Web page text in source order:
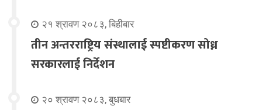
२१ श्रावण २०८३, बिहीबार
तीन अन्तरराष्ट्रिय संस्थालाई स्पष्टीकरण सोध्न
सरकारलाई निर्देशन
२० श्रावण २०८३, बुधबार